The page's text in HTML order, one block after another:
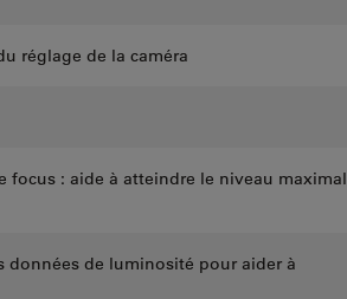
réglage de la caméra
focus : aide à atteindre le niveau maximal
données de luminosité pour aider à